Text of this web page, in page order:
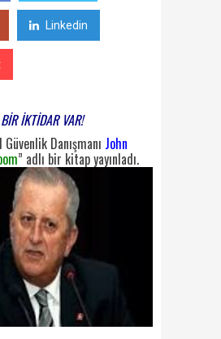
Linkedin
İKTİDAR VAR!
Danışmanı John
” adlı bir kitap yayınladı.